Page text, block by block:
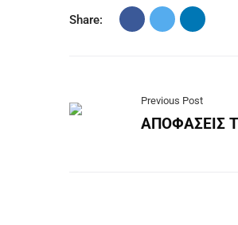
Share:
Previous Post
ΑΠΟΦΑΣΕΙΣ